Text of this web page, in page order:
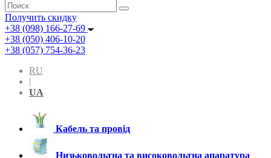
Получить скидку
+38 (098) 166-27-69
+38 (050) 406-10-20
+38 (057) 754-36-23
RU
|
UA
Кабель та провід
Низьковольтна та високовольтна апаратура